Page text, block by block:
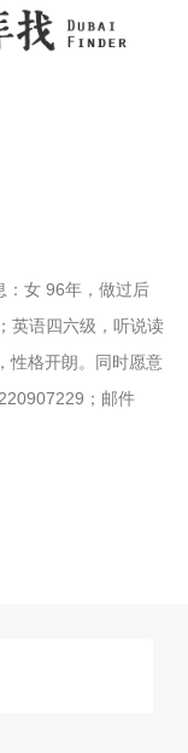
：女 96年，做过后
英语四六级，听说读
性格开朗。同时愿意
；邮件